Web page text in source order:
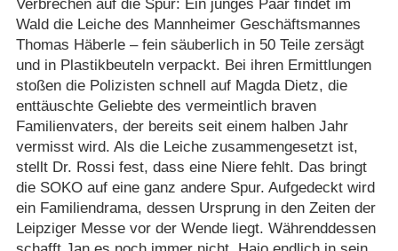
Verbrechen auf die Spur: Ein junges Paar findet im
Wald die Leiche des Mannheimer Geschäftsmannes
Thomas Häberle – fein säuberlich in 50 Teile zersägt
und in Plastikbeuteln verpackt. Bei ihren Ermittlungen
stoßen die Polizisten schnell auf Magda Dietz, die
enttäuschte Geliebte des vermeintlich braven
Familienvaters, der bereits seit einem halben Jahr
vermisst wird. Als die Leiche zusammengesetzt ist,
stellt Dr. Rossi fest, dass eine Niere fehlt. Das bringt
die SOKO auf eine ganz andere Spur. Aufgedeckt wird
ein Familiendrama, dessen Ursprung in den Zeiten der
Leipziger Messe vor der Wende liegt. Währenddessen